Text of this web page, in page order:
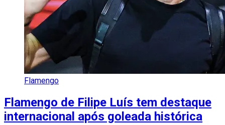
Flamengo
Flamengo de Filipe Luís tem destaque
internacional após goleada histórica